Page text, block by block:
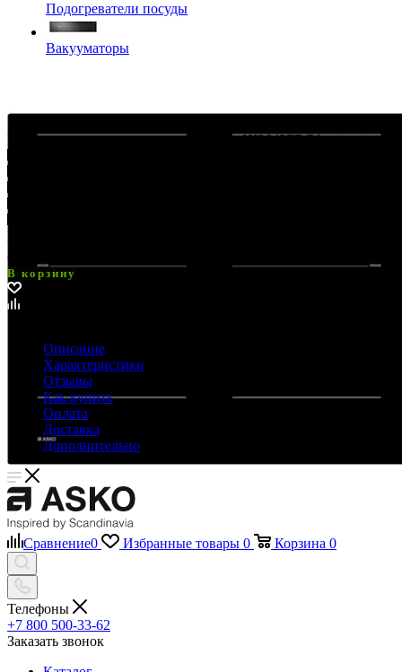
Подогреватели посуды
Вакууматоры
Индукционная варочная панель Asko HI2643FBG1
В наличии, доставим завтра
88 900
В корзину
Описание
Характеристики
Отзывы
Как купить
Оплата
Доставка
Дополнительно
Сравнение0 Избранные товары 0 Корзина 0
Телефоны
+7 800 500-33-62
Заказать звонок